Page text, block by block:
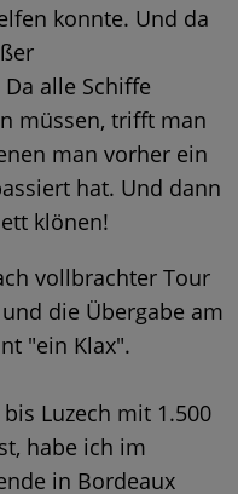
konnte. Und da
alle Schiffe
müssen, trifft man
man vorher ein
hat. Und dann
klönen!
vollbrachter Tour
die Übergabe am
"ein Klax".
Luzech mit 1.500
habe ich im
in Bordeaux